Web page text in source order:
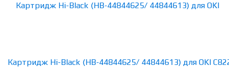
Картридж Hi-Black (HB-44844625/ 44844613) для OKI